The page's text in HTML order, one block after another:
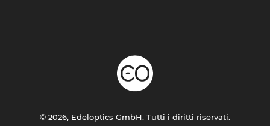
© 2026, Edeloptics GmbH. Tutti i diritti riservati.